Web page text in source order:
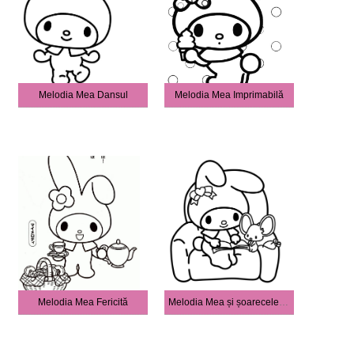
Melodia Mea Dansul Melodia Mea Imprimabilă
Melodia Mea Fericită Melodia Mea și șoarecele Plat